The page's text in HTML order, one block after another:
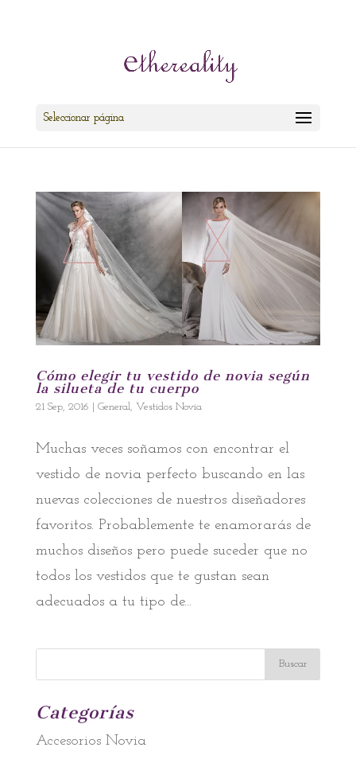
Seleccionar página
Cómo elegir tu vestido de novia según
la silueta de tu cuerpo
21 Sep, 2016 | General, Vestidos Novia
Muchas veces soñamos con encontrar el
vestido de novia perfecto buscando en las
nuevas colecciones de nuestros diseñadores
favoritos. Probablemente te enamorarás de
muchos diseños pero puede suceder que no
todos los vestidos que te gustan sean
adecuados a tu tipo de...
Categorías
Accesorios Novia